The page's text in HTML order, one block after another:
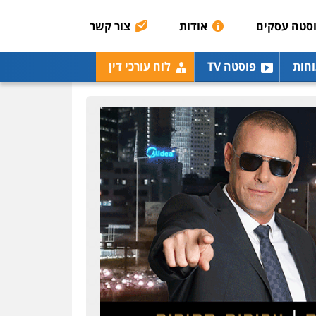
עסקים אודות צור קשר
פוסטה TV לוח עורכי דין
מחיקת כתבות מגוגל
ודחיקת אזכורים שליליים
דין
0522508109
אחסון אתרים
מהירות הגנה גיבוי
תמיכה שירותים מקצועיים
לעורכי דין
מרכז התחלה חדשה
אסירים עבירות מין
שירותים מקצועיים לעורכי
דין
0544500346
מאיה בלום, עו"ס,
טיפול ושיקום
טיפול בהתמכרויות